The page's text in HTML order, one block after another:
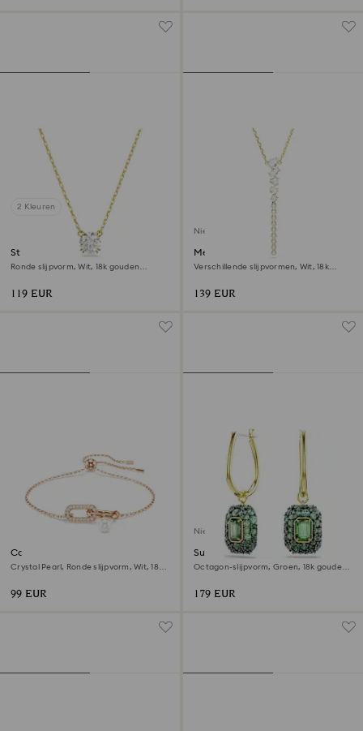
2 Kleuren
Stilla hanger
Ronde slijpvorm, Wit, ‎18k gouden
119 EUR
Nieuw
Mesmera y-ketting
Verschillende slijpvormen, Wit, ‎18k
139 EUR
Constella armband
Crystal Pearl, Ronde slijpvorm, Wit, 18k
99 EUR
Nieuw
Sublima Oorhangers
Octagon-slijpvorm, Groen, ‎18k gouden
179 EUR